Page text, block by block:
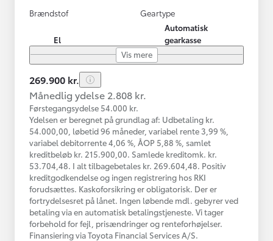
Brændstof
El
Geartype
Automatisk
gearkasse
Vis mere
269.900 kr.
Månedlig ydelse 2.808 kr.
Førstegangsydelse 54.000 kr.
Ydelsen er beregnet på grundlag af: Udbetaling kr.
54.000,00, løbetid 96 måneder, variabel rente 3,99 %,
variabel debitorrente 4,06 %, ÅOP 5,88 %, samlet
kreditbeløb kr. 215.900,00. Samlede kreditomk. kr.
53.704,48. I alt tilbagebetales kr. 269.604,48. Positiv
kreditgodkendelse og ingen registrering hos RKI
forudsættes. Kaskoforsikring er obligatorisk. Der er
fortrydelsesret på lånet. Ingen løbende mdl. gebyrer ved
betaling via en automatisk betalingstjeneste. Vi tager
forbehold for fejl, prisændringer og renteforhøjelser.
Finansiering via Toyota Financial Services A/S.